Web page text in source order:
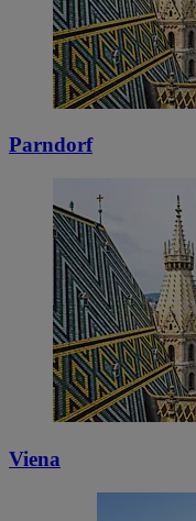
Parndorf
Viena